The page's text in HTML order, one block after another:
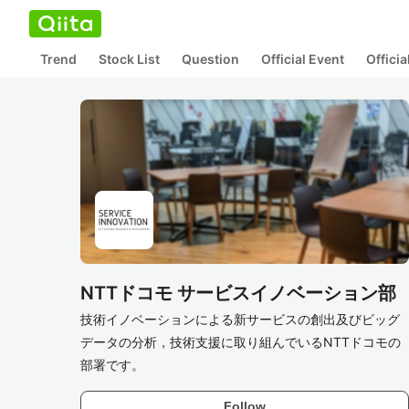
Trend Stock List Question Official Event
NTTドコモ サービスイノベーション部
技術イノベーションによる新サービスの創出及びビッグ
データの分析，技術支援に取り組んでいるNTTドコモの
部署です。
Follow